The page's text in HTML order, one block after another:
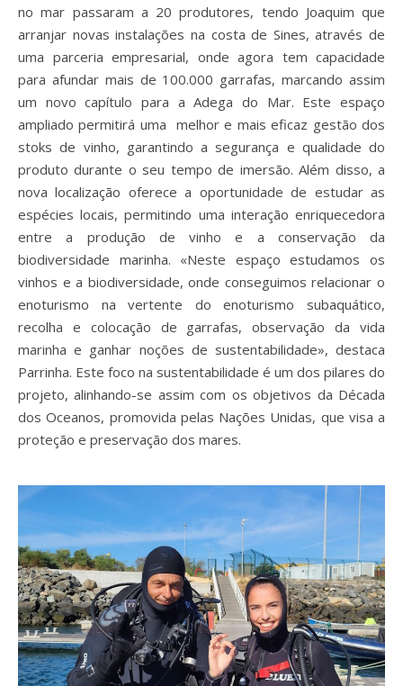
no mar passaram a 20 produtores, tendo Joaquim que
arranjar novas instalações na costa de Sines, através de
uma parceria empresarial, onde agora tem capacidade
para afundar mais de 100.000 garrafas, marcando assim
um novo capítulo para a Adega do Mar. Este espaço
ampliado permitirá uma melhor e mais eficaz gestão dos
stoks de vinho, garantindo a segurança e qualidade do
produto durante o seu tempo de imersão. Além disso, a
nova localização oferece a oportunidade de estudar as
espécies locais, permitindo uma interação enriquecedora
entre a produção de vinho e a conservação da
biodiversidade marinha. «Neste espaço estudamos os
vinhos e a biodiversidade, onde conseguimos relacionar o
enoturismo na vertente do enoturismo subaquático,
recolha e colocação de garrafas, observação da vida
marinha e ganhar noções de sustentabilidade», destaca
Parrinha. Este foco na sustentabilidade é um dos pilares do
projeto, alinhando-se assim com os objetivos da Década
dos Oceanos, promovida pelas Nações Unidas, que visa a
proteção e preservação dos mares.